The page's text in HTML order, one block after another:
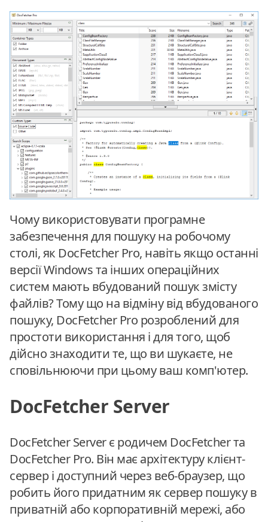
Чому використовувати програмне
забезпечення для пошуку на робочому
столі, як DocFetcher Pro, навіть якщо останні
версії Windows та інших операційних
систем мають вбудований пошук змісту
файлів? Тому що на відміну від вбудованого
пошуку, DocFetcher Pro розроблений для
простоти використання і для того, щоб
дійсно знаходити те, що ви шукаєте, не
сповільнюючи при цьому ваш комп'ютер.
DocFetcher Server
DocFetcher Server є родичем DocFetcher та
DocFetcher Pro. Він має архітектуру клієнт-
сервер і доступний через веб-браузер, що
робить його придатним як сервер пошуку в
приватній або корпоративній мережі, або